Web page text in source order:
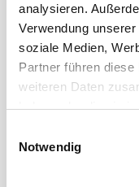
analysieren.
Verwendung
soziale Medien,
Partner führen
weiteren Daten
haben oder die sie
Notwendig